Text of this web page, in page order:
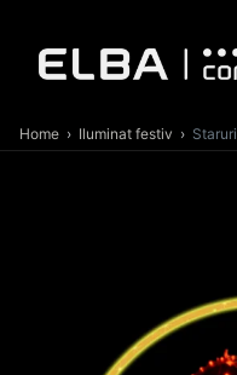
Home › Iluminat festiv › Staruri